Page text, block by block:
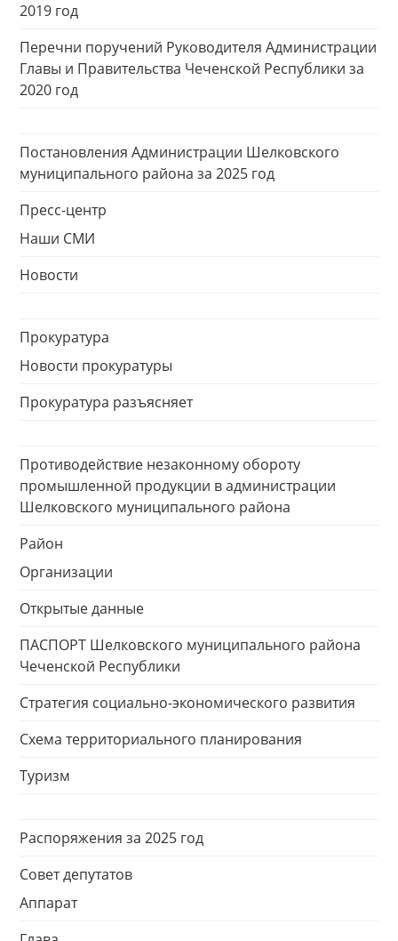
2019 год
Перечни поручений Руководителя Администрации
Главы и Правительства Чеченской Республики за
2020 год
Постановления Администрации Шелковского
муниципального района за 2025 год
Пресс-центр
Наши СМИ
Новости
Прокуратура
Новости прокуратуры
Прокуратура разъясняет
Противодействие незаконному обороту
промышленной продукции в администрации
Шелковского муниципального района
Район
Организации
Открытые данные
ПАСПОРТ Шелковского муниципального района
Чеченской Республики
Стратегия социально-экономического развития
Схема территориального планирования
Туризм
Распоряжения за 2025 год
Совет депутатов
Аппарат